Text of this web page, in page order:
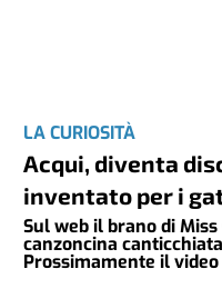
LA CURIOSITÀ
Acqui, diventa
inventato per i
Sul web il brano di
canzoncina
Prossimamente il video